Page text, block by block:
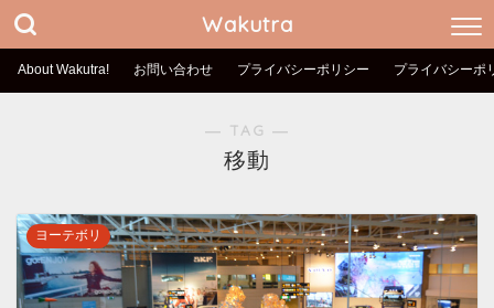
Wakutra
About Wakutra! お問い合わせ プライバシーポリシー プライバシーポ
― TAG ―
移動
ヨーテボリ